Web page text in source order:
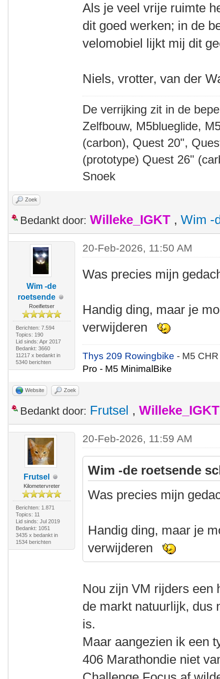
Als je veel vrije ruimte
dit goed werken; in de
velomobiel lijkt mij dit
Niels, vrotter, van der
De verrijking zit in de
Zelfbouw, M5blueglide,
(carbon), Quest 20",
(prototype) Quest 26"
Snoek
Zoek
Bedankt door: Willeke_IGKT , Wim -
Wim -de
roetsende
Roeifietser
Berichten: 7.594
Topics: 190
Lid sinds: Apr 2017
Bedankt: 3660
11217 x bedankt in
5340 berichten
20-Feb-2026, 11:50 AM
Was precies mijn
Handig ding, maar je
verwijderen
Thys 209 Rowingbike- M5
Pro - M5 MinimalBike
Website Zoek
Bedankt door: Frutsel , Willeke_IGKT
Frutsel
Kilometervreter
Berichten: 1.871
Topics: 11
Lid sinds: Jul 2019
Bedankt: 1051
3435 x bedankt in
1534 berichten
20-Feb-2026, 11:59 AM
Wim -de roetsende
Was precies mijn
Handig ding, maar je
verwijderen
Nou zijn VM rijders een
de markt natuurlijk, dus
is.
Maar aangezien ik een
406 Marathondie niet